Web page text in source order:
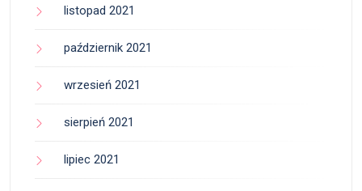
listopad 2021
październik 2021
wrzesień 2021
sierpień 2021
lipiec 2021